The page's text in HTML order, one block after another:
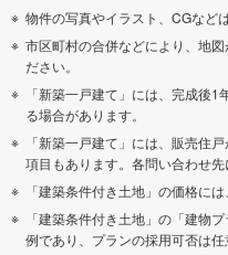
物件の写真やイラスト、CGなど
市区町村の合併などにより、地
ださい。
「新築一戸建て」には、完成後
る場合があります。
「新築一戸建て」には、販売住
項目もあります。各問い合わせ先
「建築条件付き土地」の価格に
「建築条件付き土地」の「建物
例であり、プランの採用可否は任